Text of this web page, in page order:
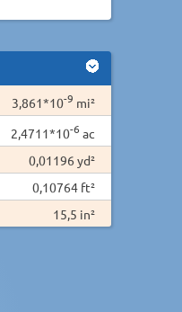
3,861*10-9 mi²
2,4711*10-6 ac
0,01196 yd²
0,10764 ft²
15,5 in²